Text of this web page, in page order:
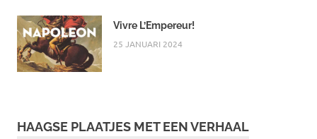
Vivre L’Empereur!
25 JANUARI 2024
HAAGSE PLAATJES MET EEN VERHAAL